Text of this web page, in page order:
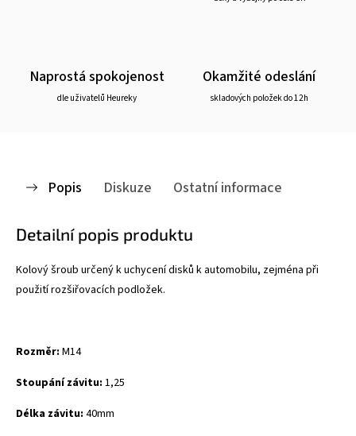
Naprostá spokojenost
dle uživatelů Heureky
Okamžité odeslání
skladových položek do 12h
Popis Diskuze Ostatní informace
Detailní popis produktu
Kolový šroub určený k uchycení disků k automobilu, zejména při
použití rozšiřovacích podložek.
Rozměr: M14
Stoupání závitu: 1,25
Délka závitu: 40mm